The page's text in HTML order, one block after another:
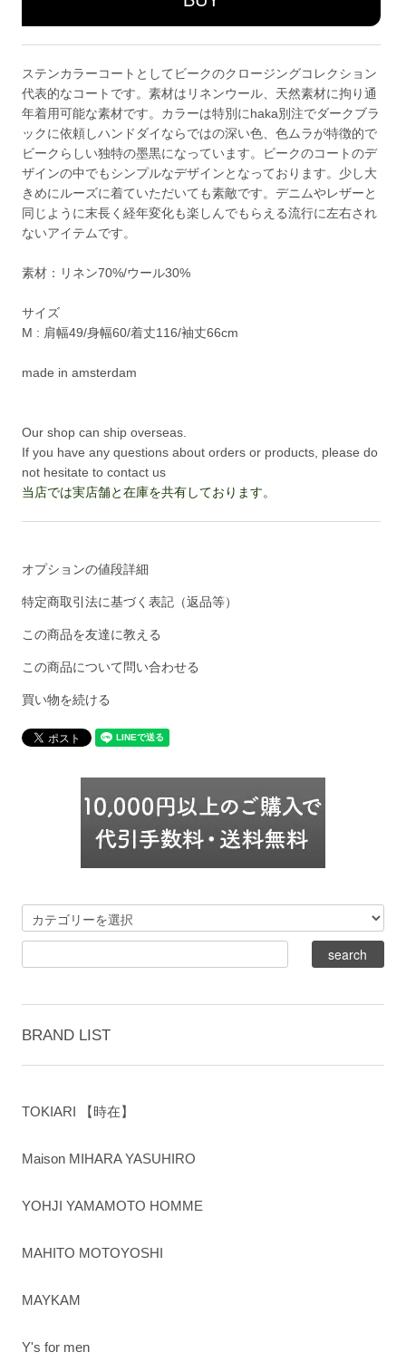
ステンカラーコートとしてビークのクロージングコレクション
代表的なコートです。素材はリネンウール、天然素材に拘り通
年着用可能な素材です。カラーは特別にhaka別注でダークブラ
ックに依頼しハンドダイならではの深い色、色ムラが特徴的で
ビークらしい独特の墨黒になっています。ビークのコートのデ
ザインの中でもシンプルなデザインとなっております。少し大
きめにルーズに着ていただいても素敵です。デニムやレザーと
同じように末長く経年変化も楽しんでもらえる流行に左右され
ないアイテムです。
素材：リネン70%/ウール30%
サイズ
M : 肩幅49/身幅60/着丈116/袖丈66cm
made in amsterdam
Our shop can ship overseas.
If you have any questions about orders or products, please do
not hesitate to contact us
当店では実店舗と在庫を共有しております。
オプションの値段詳細
特定商取引法に基づく表記（返品等）
この商品を友達に教える
この商品について問い合わせる
買い物を続ける
BRAND LIST
TOKIARI 【時在】
Maison MIHARA YASUHIRO
YOHJI YAMAMOTO HOMME
MAHITO MOTOYOSHI
MAYKAM
Y's for men